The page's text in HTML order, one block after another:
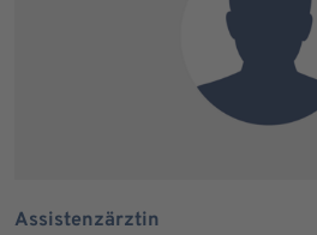
Assistenzärztin